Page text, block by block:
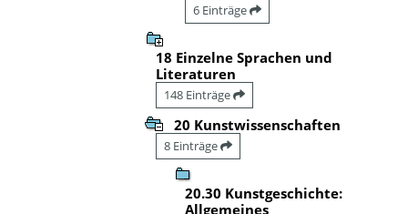
6 Einträge
18 Einzelne Sprachen und
Literaturen
148 Einträge
20 Kunstwissenschaften
8 Einträge
20.30 Kunstgeschichte:
Allgemeines